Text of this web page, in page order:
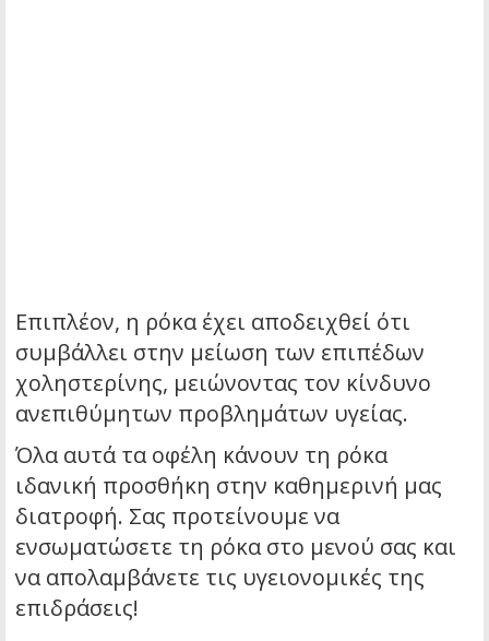
Επιπλέον, η ρόκα έχει αποδειχθεί ότι
συμβάλλει στην μείωση των επιπέδων
χοληστερίνης, μειώνοντας τον κίνδυνο
ανεπιθύμητων προβλημάτων υγείας.
Όλα αυτά τα οφέλη κάνουν τη ρόκα
ιδανική προσθήκη στην καθημερινή μας
διατροφή. Σας προτείνουμε να
ενσωματώσετε τη ρόκα στο μενού σας και
να απολαμβάνετε τις υγειονομικές της
επιδράσεις!